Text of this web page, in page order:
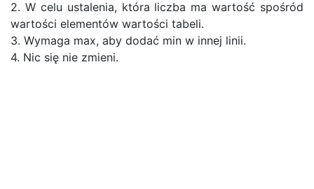
2. W celu ustalenia, która liczba ma wartość spośród
wartości elementów wartości tabeli.
3. Wymaga max, aby dodać min w innej linii.
4. Nic się nie zmieni.